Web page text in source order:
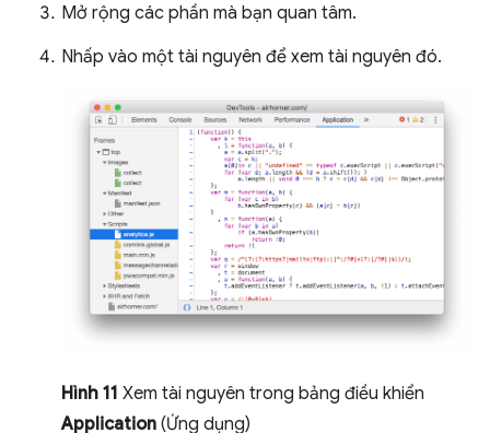
Mở rộng các phần mà bạn quan tâm.
Nhấp vào một tài nguyên để xem tài nguyên đó.
Hình 11 Xem tài nguyên trong bảng điều khiển
Application (Ứng dụng)